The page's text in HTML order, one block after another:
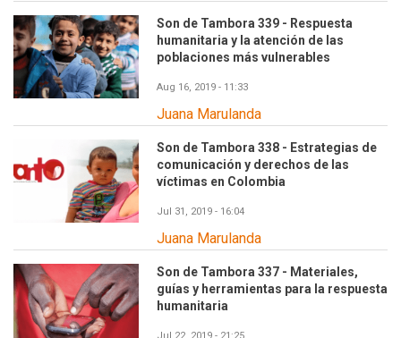
Son de Tambora 339 - Respuesta
humanitaria y la atención de las
poblaciones más vulnerables
Aug 16, 2019 - 11:33
Juana Marulanda
Son de Tambora 338 - Estrategias de
comunicación y derechos de las
víctimas en Colombia
Jul 31, 2019 - 16:04
Juana Marulanda
Son de Tambora 337 - Materiales,
guías y herramientas para la respuesta
humanitaria